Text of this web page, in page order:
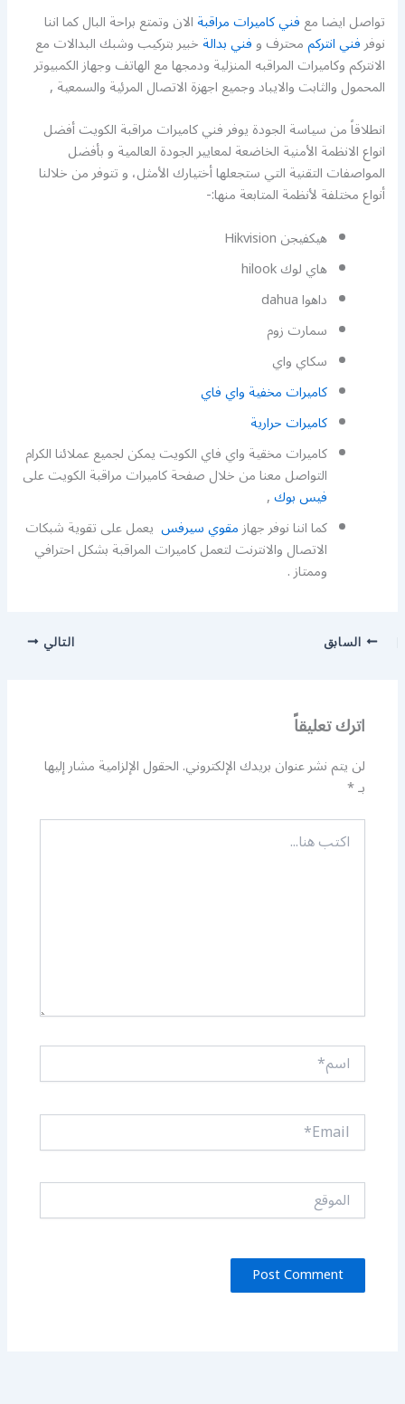
تواصل ايضا معفني كاميرات مراقبةالان وتمتع براحة البال كما اننا
نوفرفني انتركممحترف وفني بدالةخبير بتركيب وشبك البدالات مع
الانتركم وكاميرات المراقبه المنزلية ودمجها مع الهاتف وجهاز الكمبيوتر
المحمول والثابت والايباد وجميع اجهزة الاتصال المرئية والسمعية ,
انطلاقاً من سياسة الجودة يوفر فني كاميرات مراقبة الكويت أفضل
انواع الانظمة الأمنية الخاضعة لمعايير الجودة العالمية و بأفضل
المواصفات التقنية التي ستجعلها أختيارك الأمثل، و تتوفر من خلالنا
أنواع مختلفة لأنظمة المتابعة منها:-
هيكفيجن Hikvision
هاي لوك hilook
داهوا dahua
سمارت زوم
سكاي واي
كاميرات مخفية واي فاي
كاميرات حرارية
كاميرات مخقية واي فاي الكويت يمكن لجميع عملائنا الكرام
التواصل معنا من خلال صفحة كاميرات مراقبة الكويت على
فيس بوك,
كما اننا نوفر جهازمقوي سيرفس يعمل على تقوية شبكات
الاتصال والانترنت لتعمل كاميرات المراقبة بشكل احترافي
وممتاز .
السابق التالي
اترك تعليقاً
لن يتم نشر عنوان بريدك الإلكتروني.الحقول الإلزامية مشار إليها
بـ*
اكتب
هنا...
اسم*
Email*
الموقع